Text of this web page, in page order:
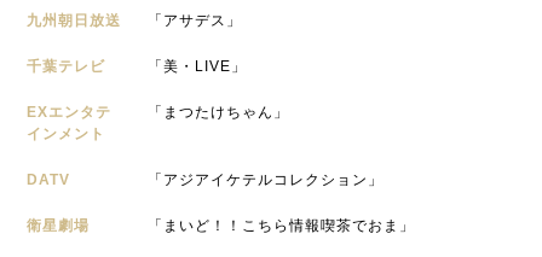
九州朝日放送 「アサデス」
千葉テレビ 「美・LIVE」
EXエンタテ
インメント
「まつたけちゃん」
DATV 「アジアイケテルコレクション」
衛星劇場 「まいど！！こちら情報喫茶でおま」